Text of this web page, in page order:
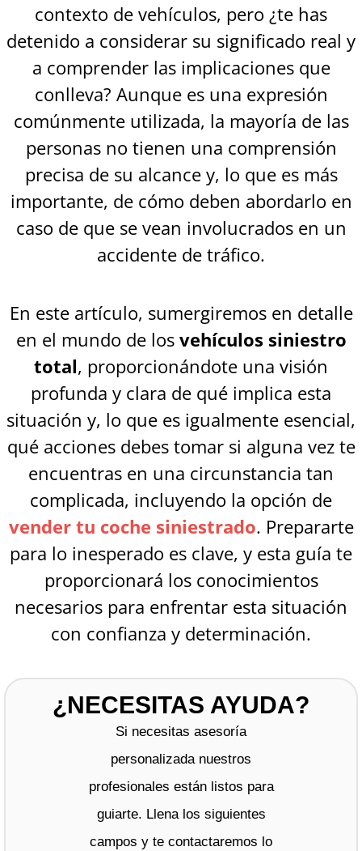
contexto de vehículos, pero ¿te has
detenido a considerar su significado real y
a comprender las implicaciones que
conlleva? Aunque es una expresión
comúnmente utilizada, la mayoría de las
personas no tienen una comprensión
precisa de su alcance y, lo que es más
importante, de cómo deben abordarlo en
caso de que se vean involucrados en un
accidente de tráfico.
En este artículo, sumergiremos en detalle
en el mundo de los vehículos siniestro
total, proporcionándote una visión
profunda y clara de qué implica esta
situación y, lo que es igualmente esencial,
qué acciones debes tomar si alguna vez te
encuentras en una circunstancia tan
complicada, incluyendo la opción de
vender tu coche siniestrado. Prepararte
para lo inesperado es clave, y esta guía te
proporcionará los conocimientos
necesarios para enfrentar esta situación
con confianza y determinación.
¿NECESITAS AYUDA?
Si necesitas asesoría
personalizada nuestros
profesionales están listos para
guiarte. Llena los siguientes
campos y te contactaremos lo